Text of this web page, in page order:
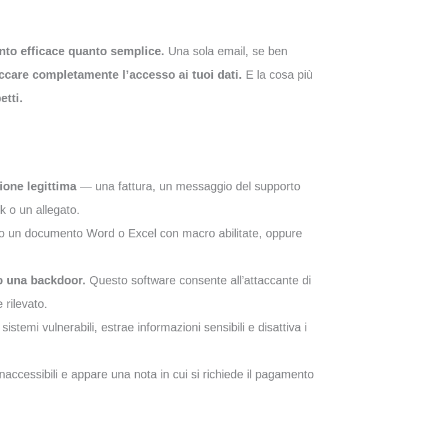
efficace quanto semplice. Una sola email, se ben
completamente l’accesso ai tuoi dati. E la cosa più
legittima— una fattura, un messaggio del supporto
o un allegato.
un documento Word o Excel con macro abilitate, oppure
una backdoor. Questo software consente all’attaccante di
rilevato.
vulnerabili, estrae informazioni sensibili e disattiva i
e appare una nota in cui si richiede il pagamento